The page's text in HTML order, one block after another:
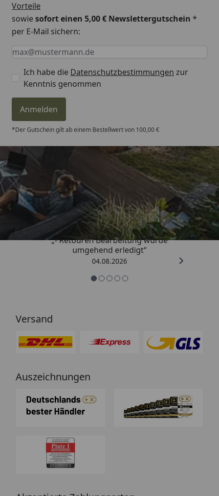
Vorteile
sowiesofort einen 5,00 € Newslettergutschein *
per E-Mail sichern:
Keine Eingabe erforderlich
Eingabe erforderlich
E-Mail *
Ich habe die Datenschutzbestimmungen zur
Kenntnis genommen
Anmelden
*Der Gutschein gilt ab einem Bestellwert von 100,00 €
Trusted Shops
4,81/ 5
„- Retouren Bearbeitung wurde
umgehend erledigt“
04.08.2026
Versand
Auszeichnungen